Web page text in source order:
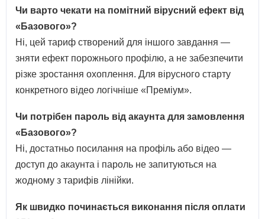
Чи варто чекати на помітний вірусний ефект від
«Базового»?
Ні, цей тариф створений для іншого завдання —
зняти ефект порожнього профілю, а не забезпечити
різке зростання охоплення. Для вірусного старту
конкретного відео логічніше «Преміум».
Чи потрібен пароль від акаунта для замовлення
«Базового»?
Ні, достатньо посилання на профіль або відео —
доступ до акаунта і пароль не запитуються на
жодному з тарифів лінійки.
Як швидко починається виконання після оплати